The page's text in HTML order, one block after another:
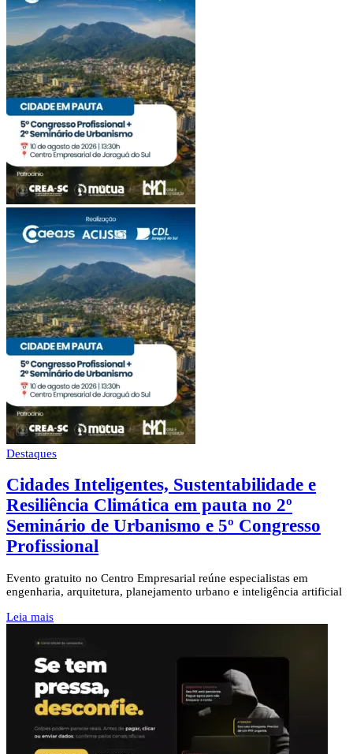
Destaques
Cidades Inteligentes, Sustentabilidade e
Resiliência Climática em pauta no 2º
Seminário de Urbanismo e 5º Congresso
Profissional
Evento gratuito no Centro Empresarial reúne especialistas em
engenharia, arquitetura, planejamento urbano e inteligência artificial
Leia mais